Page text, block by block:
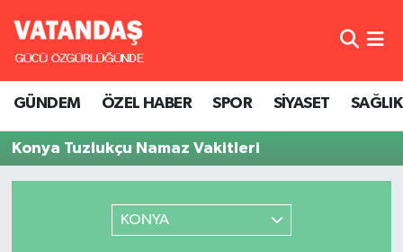
GÜNDEM ÖZEL HABER SPOR SİYASET SAĞLIK
Konya Tuzlukçu Namaz Vakitleri
KONYA
GÜNDEM
Hava Durumu
Süper Lig Puan Durumu ve Fikstür
Tüm Manşetler